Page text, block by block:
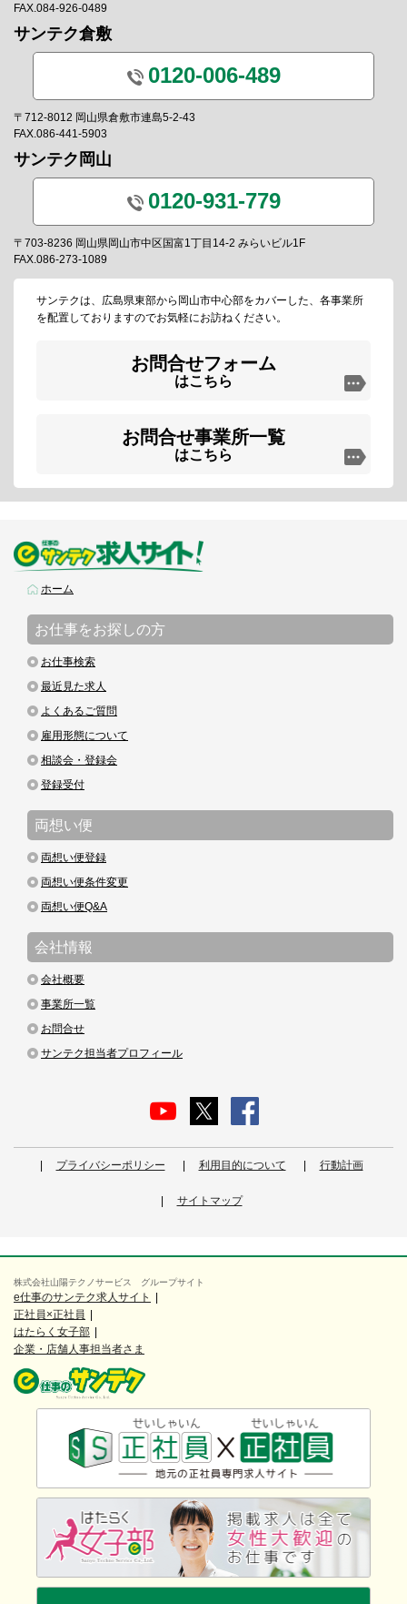
FAX.084-926-0489
サンテク倉敷
0120-006-489
〒712-8012 岡山県倉敷市連島5-2-43
FAX.086-441-5903
サンテク岡山
0120-931-779
〒703-8236 岡山県岡山市中区国富1丁目14-2 みらいビル1F
FAX.086-273-1089
サンテクは、広島県東部から岡山市中心部をカバーした、各事業所
を配置しておりますのでお気軽にお訪ねください。
お問合せフォーム
はこちら
お問合せ事業所一覧
はこちら
ホーム
お仕事をお探しの方
お仕事検索
最近見た求人
よくあるご質問
雇用形態について
相談会・登録会
登録受付
両想い便
両想い便登録
両想い便条件変更
両想い便Q&A
会社情報
会社概要
事業所一覧
お問合せ
サンテク担当者プロフィール
プライバシーポリシー 利用目的について 行動計画
サイトマップ
株式会社山陽テクノサービス グループサイト
e仕事のサンテク求人サイト
正社員×正社員
はたらく女子部
企業・店舗人事担当者さま